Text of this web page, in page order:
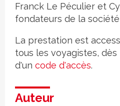
Franck Le Péculier et
fondateurs de la
La prestation est
tous les voyagistes,
d'un code d'accès.
Auteur